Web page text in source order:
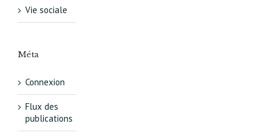
Vie sociale
Méta
Connexion
Flux des
publications